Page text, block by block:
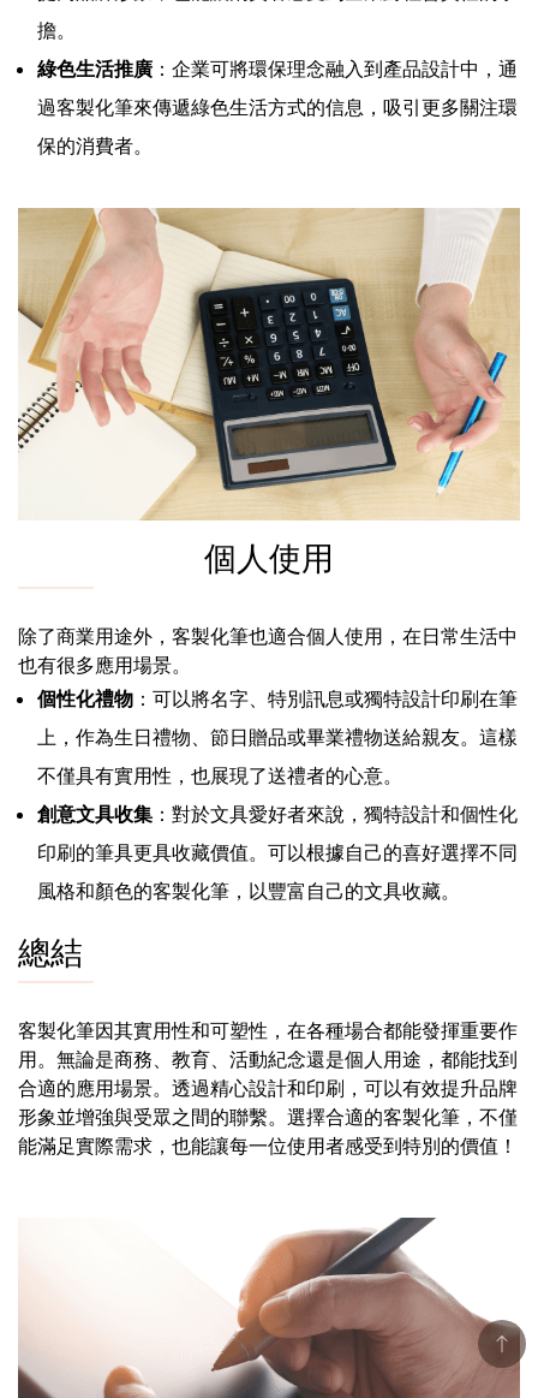
擔。
綠色生活推廣 ：企業可將環保理念融入到產品設計中，通
過客製化筆來傳遞綠色生活方式的信息，吸引更多關注環
保的消費者。
個人使用
除了商業用途外，客製化筆也適合個人使用，在日常生活中
也有很多應用場景。
個性化禮物 ：可以將名字、特別訊息或獨特設計印刷在筆
上，作為生日禮物、節日贈品或畢業禮物送給親友。這樣
不僅具有實用性，也展現了送禮者的心意。
創意文具收集 ：對於文具愛好者來說，獨特設計和個性化
印刷的筆具更具收藏價值。可以根據自己的喜好選擇不同
風格和顏色的客製化筆，以豐富自己的文具收藏。
總結
客製化筆因其實用性和可塑性，在各種場合都能發揮重要作
用。無論是商務、教育、活動紀念還是個人用途，都能找到
合適的應用場景。透過精心設計和印刷，可以有效提升品牌
形象並增強與受眾之間的聯繫。選擇合適的客製化筆，不僅
能滿足實際需求，也能讓每一位使用者感受到特別的價值！